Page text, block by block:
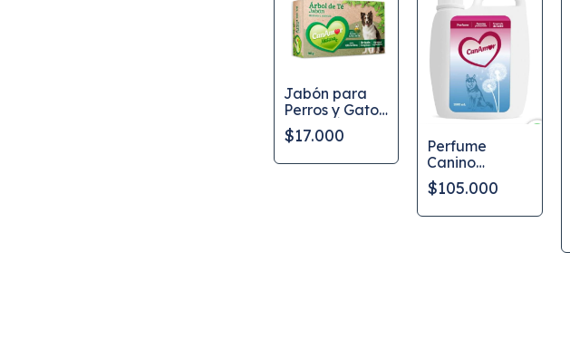
Jabón para
Perros y Gatos
Aceite Árbol
de Té
CanAmor 90 g
$17.000
Perfume
Canino
CanAmor 1 Lt
$105.000